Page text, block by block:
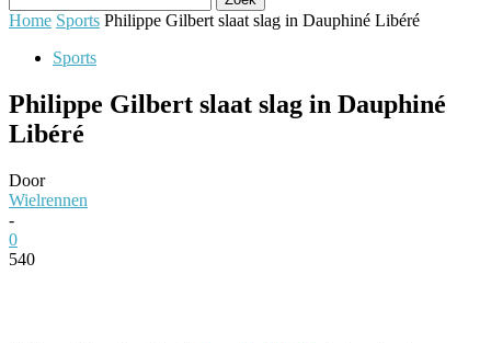
Home Sports Philippe Gilbert slaat slag in Dauphiné Libéré
Sports
Philippe Gilbert slaat slag in Dauphiné
Libéré
Door
Wielrennen
-
0
540